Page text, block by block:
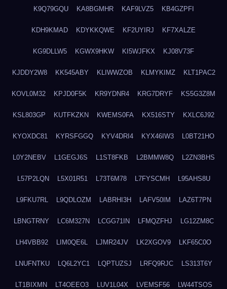
K9Q79GQU KA8BGMHR KAF9LVZ5 KB4GZPFI
KDH9KMAD KDYKKQWE KF2UYIRJ KF7XALZE
KG9DLLW5 KGWX9HKW KI5WJFKX KJ08V73F
KJDDY2W8 KK545ABY KLIWWZOB KLMYKIMZ KLT1PAC2
KOVL0M32 KPJD0F5K KR9YDNR4 KRG7DRYF KS5G3Z8M
KSL803GP KUTFKZKN KWEMS0FA KX516STY KXLC6J92
KYOXDC81 KYRSFGGQ KYV4DRI4 KYX46IW3 L0BT21HO
L0Y2NEBV L1GEGJ6S L1ST8FKB L2BMMW8Q L2ZN3BHS
L57P2LQN L5X01R51 L73T6M78 L7FYSCMH L95AHS8U
L9FKU7RL L9QDLOZM LABRHI3H LAFV50IM LAZ6T7PN
LBNGTRNY LC6M327N LCGG71IN LFMQZFHJ LG12ZM8C
LH4VBB92 LIM0QE6L LJMR24JV LK2XGOV9 LKF65C0O
LNUFNTKU LQ6L2YC1 LQPTUZSJ LRFQ9RJC LS313T6Y
LT1BIXMN LT4OEEO3 LUV1L04X LVEMSF56 LW44TSOS